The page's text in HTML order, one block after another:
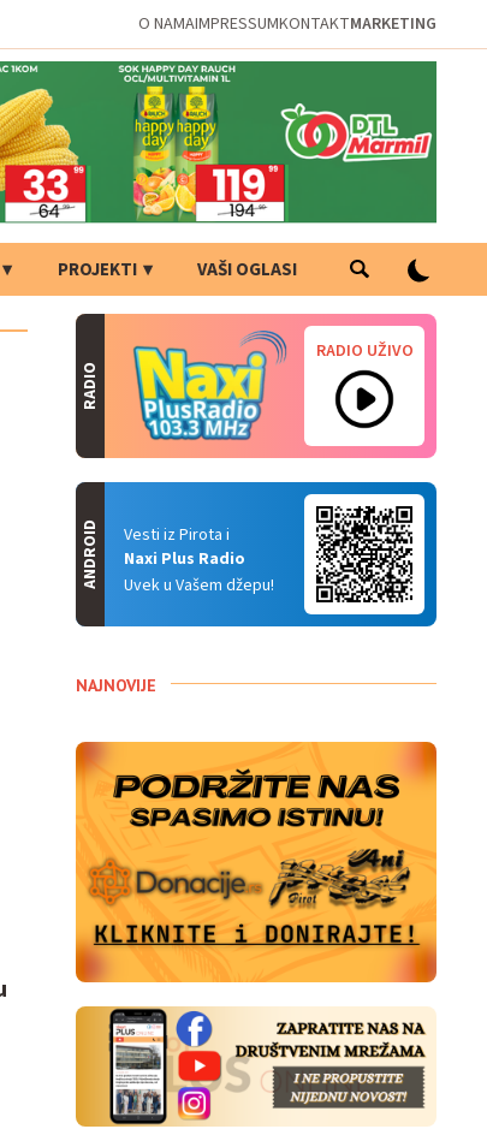
O NAMAIMPRESSUMKONTAKTMARKETING
PROJEKTI VAŠI OGLASI
RADIO
RADIO UŽIVO
Vesti iz Pirota i
Naxi Plus Radio
Uvek u Vašem džepu!
ANDROID
NAJNOVIJE